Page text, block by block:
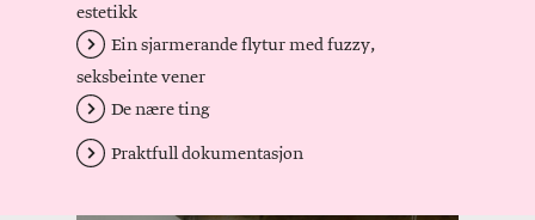
estetikk
Ein sjarmerande flytur med fuzzy,
seksbeinte vener
De nære ting
Praktfull dokumentasjon